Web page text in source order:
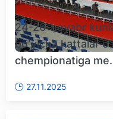
24-26-noyabr
boʻyicha kattalar
chempionatiga
27.11.2025